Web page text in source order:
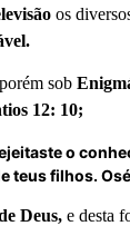
os
porém sob
12: 10;
o
teus filhos.
Deus, e desta